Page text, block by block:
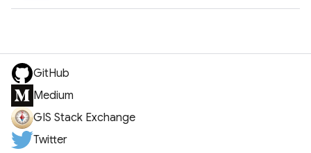
GitHub
Medium
GIS Stack Exchange
Twitter